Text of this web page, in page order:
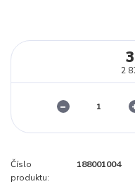
2
Číslo
produktu:
188001004